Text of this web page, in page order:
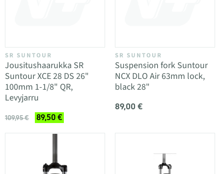
SR SUNTOUR
Jousitushaarukka SR
Suntour XCE 28 DS 26"
100mm 1-1/8" QR,
Levyjarru
109,95 € 89,50 €
SR SUNTOUR
Suspension fork Suntour
NCX DLO Air 63mm lock,
black 28"
89,00 €